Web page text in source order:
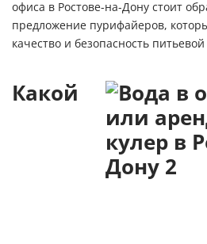
офиса в Ростове-на-Дону стоит
предложение пурифайеров,
качество и безопасность
Какой